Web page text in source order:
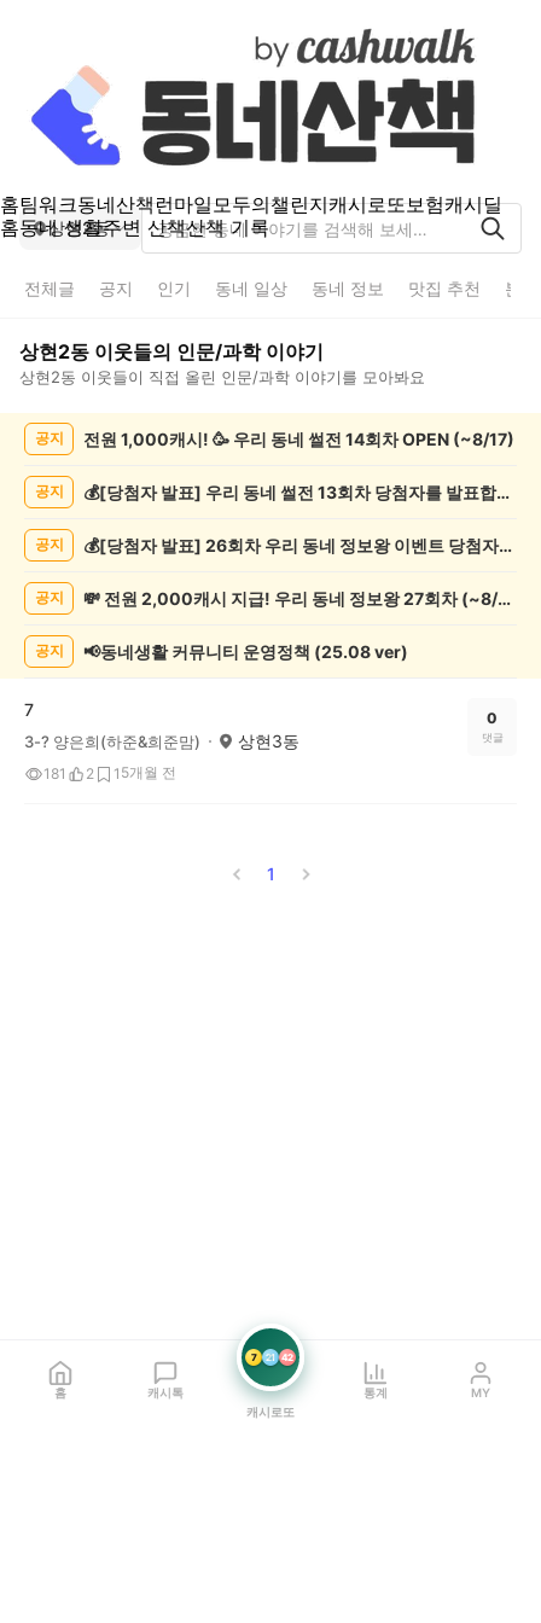
홈팀워크동네산책런마일모두의챌린지캐시로또보험캐시딜
홈동네 생활주변 산책산책 기록
상현2동
전체글 공지 인기 동네 일상 동네 정보 맛집 추천 분
상현2동 이웃들의 인문/과학이야기
상현2동 이웃들이 직접 올린 인문/과학 이야기를 모아봐요
문/
목
공지 전원 1,000캐시! 🥳 우리 동네 썰전 14회차 OPEN (~8/17)
공지 💰[당첨자 발표] 우리 동네 썰전 13회차 당첨자를 발표합니다!
공지 💰[당첨자 발표] 26회차 우리 동네 정보왕 이벤트 당첨자를 발표합니다!
공지 💸 전원 2,000캐시 지급! 우리 동네 정보왕 27회차 (~8/10)
공지 📢동네생활 커뮤니티 운영정책 (25.08 ver)
7
3-? 양은희(하준&희준맘) 상현3동
181 2 1 5개월 전
0
댓글
1
홈 캐시톡
7 21 42
캐시로또
통계 MY